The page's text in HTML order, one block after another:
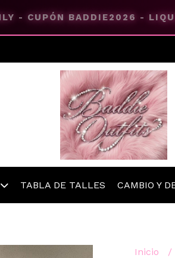
- CUPÓN BADDIE2026 -
TABLA DE TALLES CAMBIO Y
Inicio